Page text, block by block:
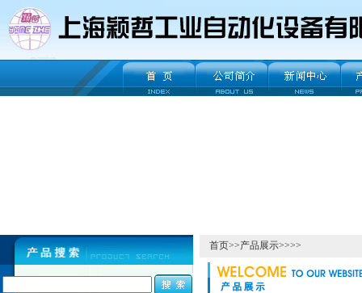
首页>>产品展示>>>>